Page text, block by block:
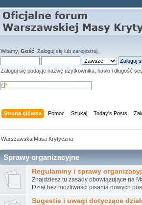
Witamy, Gość Zaloguj się lub zarejestruj
Zaloguj się podając nazwę użytkownika, hasło i długość
Strona główna Pomoc Szukaj Today's Posts
Warszawska Masa Krytyczna
Sprawy organizacyjne
Regulaminy i sprawy
Znajdziesz tu zasady obowiązujące na
Dział bez możliwości pisania nowych
Sugestie i uwagi dotyczące